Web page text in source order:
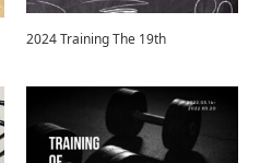
2024 Training The 19th